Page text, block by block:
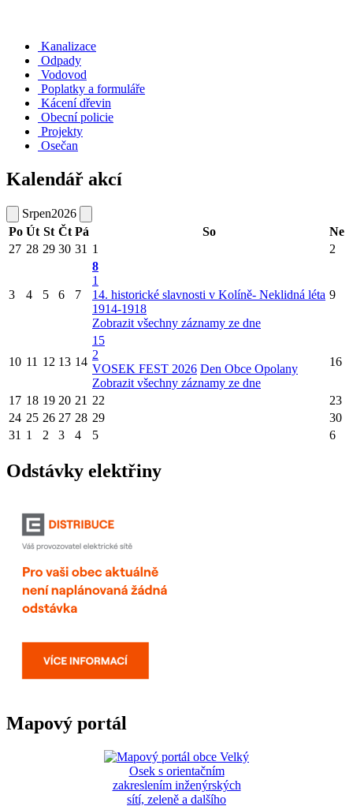
Kanalizace
Odpady
Vodovod
Poplatky a formuláře
Kácení dřevin
Obecní policie
Projekty
Osečan
Kalendář akcí
Srpen2026
Po Út St Čt Pá So
Ne
27 28 29 30 31 1 2
3 4 5 6 7
8
1
14. historické slavnosti v Kolíně- Neklidná léta
1914-1918
Zobrazit všechny záznamy ze dne
9
10 11 12 13 14
15
2
VOSEK FEST 2026 Den Obce Opolany
Zobrazit všechny záznamy ze dne
16
17 18 19 20 21 22
23
24 25 26 27 28 29
30
31 1 2 3 4 5 6
Odstávky elektřiny
Mapový portál